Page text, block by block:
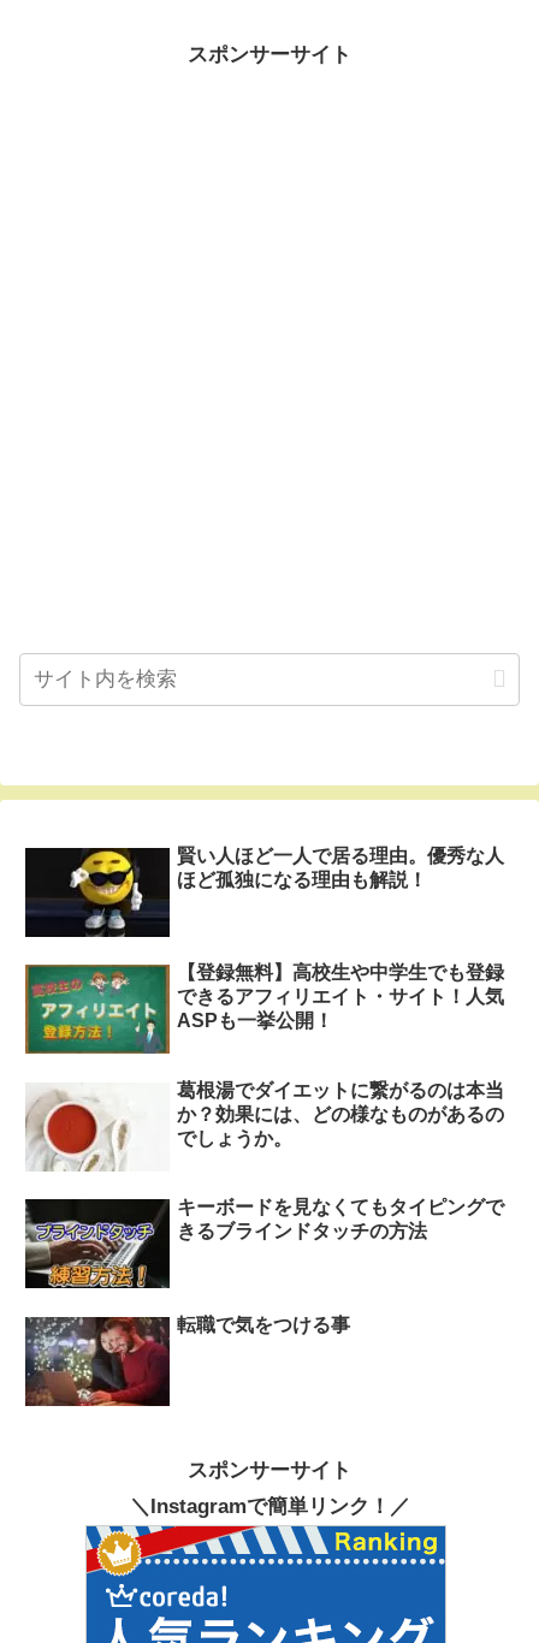
せん。遠回りせずに自分の道を進
えて来ます。次へのステップを考
え行動しましょう。
スポンサーサイト
賢い人ほど一人で居る理由。優秀な人
ほど孤独になる理由も解説！
【登録無料】高校生や中学生でも登録
できるアフィリエイト・サイト！人気
ASPも一挙公開！
葛根湯でダイエットに繋がるのは本当
か？効果には、どの様なものがあるの
でしょうか。
キーボードを見なくてもタイピングで
きるブラインドタッチの方法
転職で気をつける事
スポンサーサイト
＼Instagramで簡単リンク！／